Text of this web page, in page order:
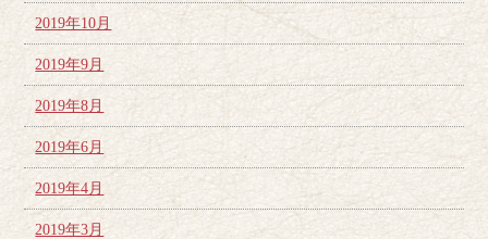
2019年10月
2019年9月
2019年8月
2019年6月
2019年4月
2019年3月